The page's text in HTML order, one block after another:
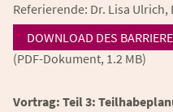
Referierende: Dr. Lisa Ulrich,
DOWNLOAD DES
(PDF-Dokument, 1.2 MB)
Vortrag: Teil 3: